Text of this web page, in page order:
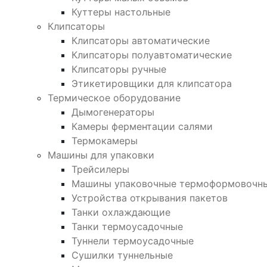
Куттеры настольные
Клипсаторы
Клипсаторы автоматические
Клипсаторы полуавтоматические
Клипсаторы ручные
Этикетировщики для клипсатора
Термическое оборудование
Дымогенераторы
Камеры ферментации салями
Термокамеры
Машины для упаковки
Трейсилеры
Машины упаковочные
Устройства открывания пакетов
Танки охлаждающие
Танки термоусадочные
Туннели термоусадочные
Сушилки туннельные